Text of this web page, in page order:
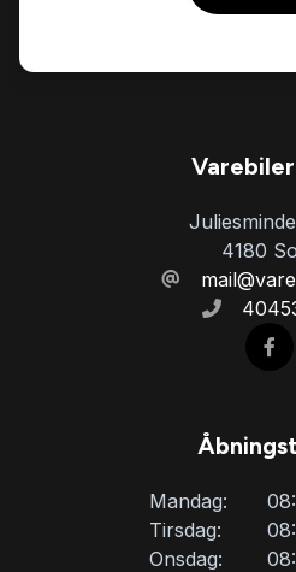
4180
Mandag:
Tirsdag:
Onsdag: